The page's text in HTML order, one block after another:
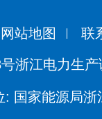
网站地图 联
浙江电力生
: 国家能源局浙